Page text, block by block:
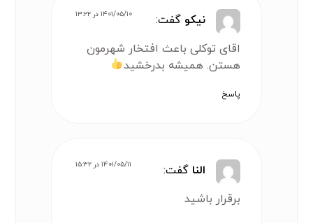
نیکو گفت: ۱۴۰۱/۰۵/۱۰ در ۱۳:۲۲
اقای توکلی باعث افتخار شهرمون
هستن. همیشه بدرخشید
پاسخ
النا گفت: ۱۴۰۱/۰۵/۱۱ در ۱۵:۳۲
برقرار باشید